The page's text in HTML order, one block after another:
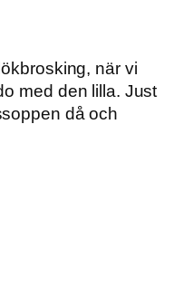
när vi
med den lilla. Just
då och